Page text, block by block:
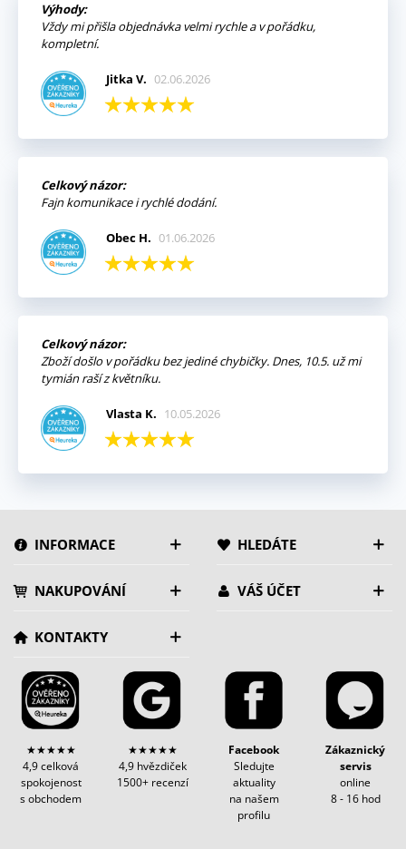
Výhody:
Vždy mi přišla objednávka velmi rychle a v pořádku,
kompletní.
Jitka V. 02.06.2026
Celkový názor:
Fajn komunikace i rychlé dodání.
Obec H. 01.06.2026
Celkový názor:
Zboží došlo v pořádku bez jediné chybičky. Dnes, 10.5. už mi
tymián raší z květníku.
Vlasta K. 10.05.2026
INFORMACE HLEDÁTE
NAKUPOVÁNÍ VÁŠ ÚČET
KONTAKTY
★★★★★
4,9 celková
spokojenost
s obchodem
★★★★★
4,9 hvězdiček
1500+ recenzí
Facebook
Sledujte
aktuality
na našem
profilu
Zákaznický
servis
online
8 - 16 hod